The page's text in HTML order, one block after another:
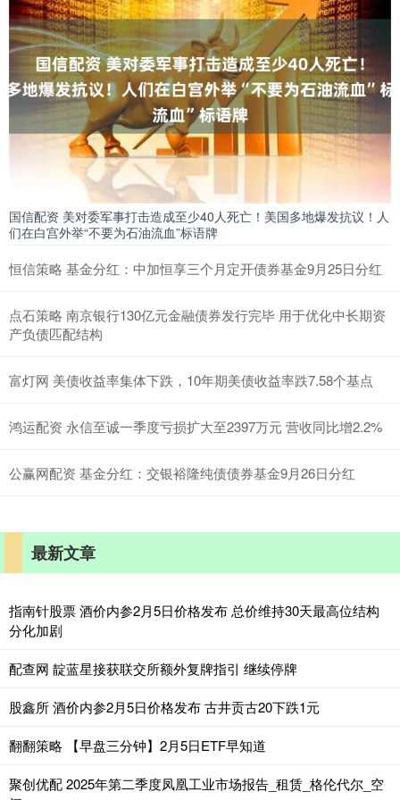
国信配资 美对委军事打击造成至少40人死亡！美国多地爆发抗议！人
们在白宫外举“不要为石油流血”标语牌
恒信策略 基金分红：中加恒享三个月定开债券基金9月25日分红
点石策略 南京银行130亿元金融债券发行完毕 用于优化中长期资
产负债匹配结构
富灯网 美债收益率集体下跌，10年期美债收益率跌7.58个基点
鸿运配资 永信至诚一季度亏损扩大至2397万元 营收同比增2.2%
公赢网配资 基金分红：交银裕隆纯债债券基金9月26日分红
最新文章
指南针股票 酒价内参2月5日价格发布 总价维持30天最高位结构
分化加剧
配查网 靛蓝星接获联交所额外复牌指引 继续停牌
股鑫所 酒价内参2月5日价格发布 古井贡古20下跌1元
翻翻策略 【早盘三分钟】2月5日ETF早知道
聚创优配 2025年第二季度凤凰工业市场报告_租赁_格伦代尔_空